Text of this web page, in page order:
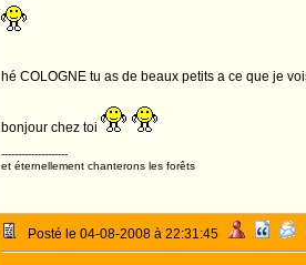
hé COLOGNE tu as de beaux petits a ce que je
bonjour chez toi
--------------------
et éternellement chanterons les forêts
Posté le 04-08-2008 à 22:31:45